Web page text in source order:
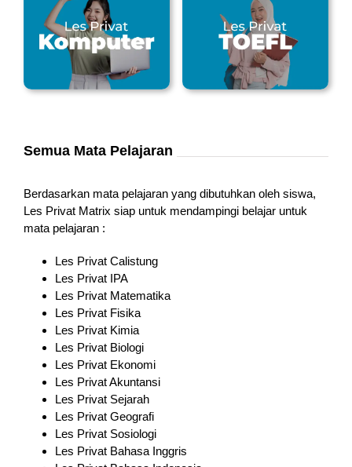
Semua Mata Pelajaran
Berdasarkan mata pelajaran yang dibutuhkan oleh siswa,
Les Privat Matrix siap untuk mendampingi belajar untuk
mata pelajaran :
Les Privat Calistung
Les Privat IPA
Les Privat Matematika
Les Privat Fisika
Les Privat Kimia
Les Privat Biologi
Les Privat Ekonomi
Les Privat Akuntansi
Les Privat Sejarah
Les Privat Geografi
Les Privat Sosiologi
Les Privat Bahasa Inggris